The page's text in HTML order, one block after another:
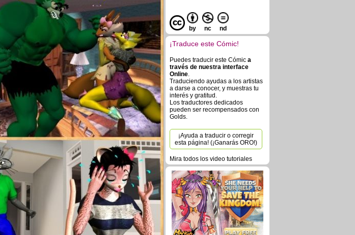
by nc nd
¡Traduce este Cómic!
Puedes traducir este Cómic a
través de nuestra interface
Online.
Traduciendo ayudas a los artistas
a darse a conocer, y muestras tu
interés y gratitud.
Los traductores dedicados
pueden ser recompensados con
Golds.
¡Ayuda a traducir o corregir
esta página! (¡Ganarás ORO!)
Mira todos los video tutoriales